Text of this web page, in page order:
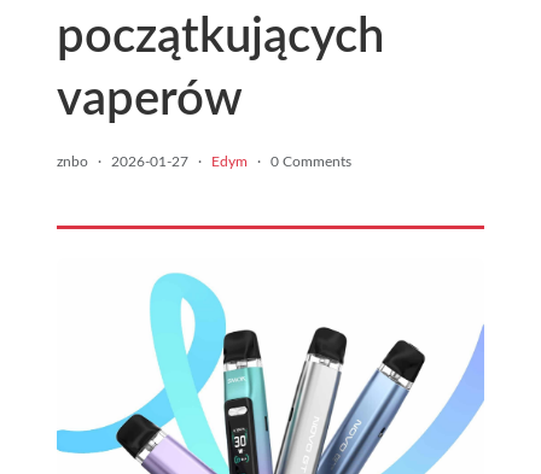
początkujących
vaperów
znbo · 2026-01-27 · Edym · 0 Comments